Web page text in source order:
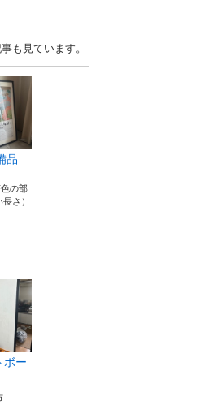
も見ています。
品
の部
さ）
ボー